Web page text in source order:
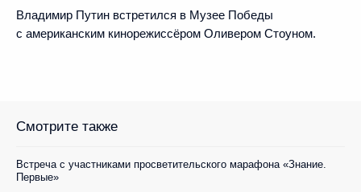
Владимир Путин встретился в Музее Победы
с американским кинорежиссёром Оливером Стоуном.
Смотрите также
Встреча с участниками просветительского марафона «Знание.
Первые»